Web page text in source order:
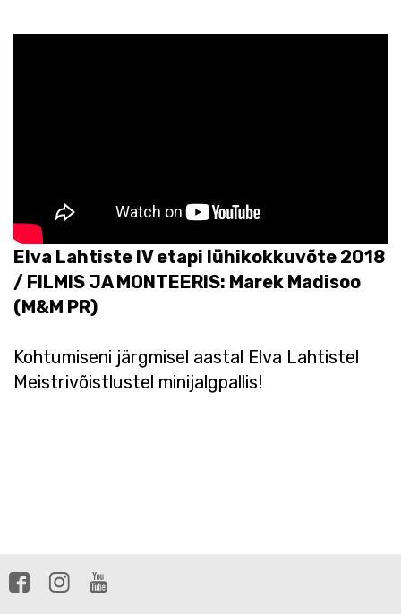
Elva Lahtiste IV etapi lühikokkuvõte 2018
/ FILMIS JA MONTEERIS: Marek Madisoo
(M&M PR)
Kohtumiseni järgmisel aastal Elva Lahtistel
Meistrivõistlustel minijalgpallis!